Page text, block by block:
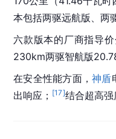
本包括两驱远航版、两
六款版本的厂商指导
230km两驱智航版
在安全性能方面，神盾
出响应； [17]结合超高